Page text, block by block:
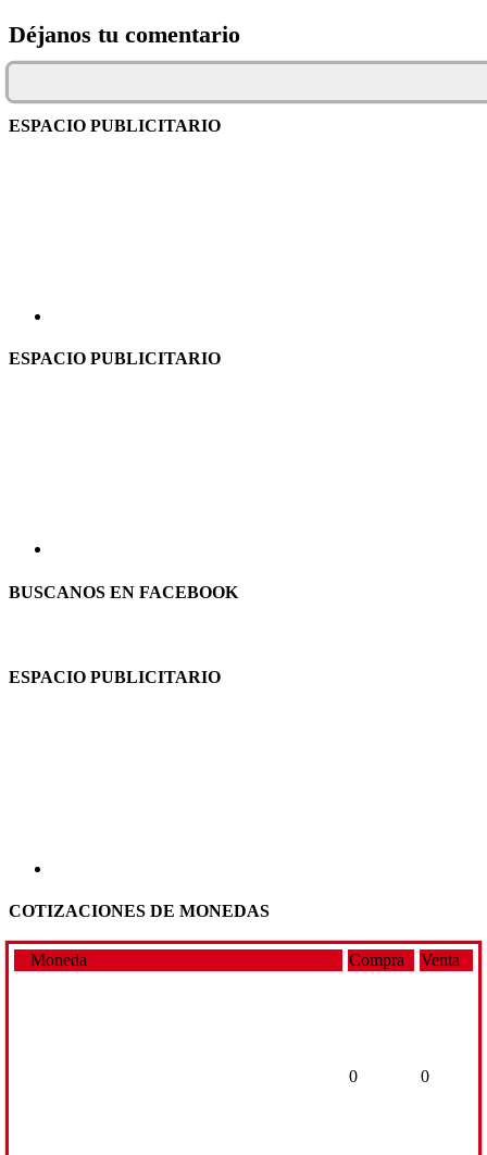
Déjanos tu comentario
ESPACIO PUBLICITARIO
ESPACIO PUBLICITARIO
BUSCANOS EN FACEBOOK
ESPACIO PUBLICITARIO
COTIZACIONES DE MONEDAS
Moneda Compra Venta
0 0